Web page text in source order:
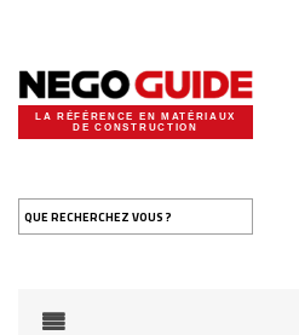
LA RÉFÉRENCE EN MATÉRIAUX
DE CONSTRUCTION
QUE RECHERCHEZ VOUS ?